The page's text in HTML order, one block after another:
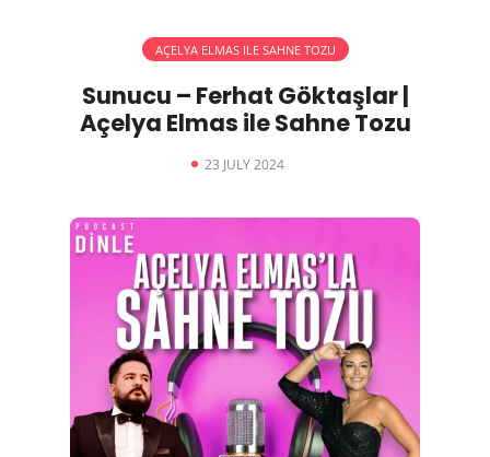
AÇELYA ELMAS ILE SAHNE TOZU
Sunucu – Ferhat Göktaşlar |
Açelya Elmas ile Sahne Tozu
23 JULY 2024